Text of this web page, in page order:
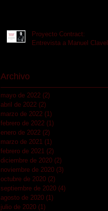
Proyecto Contract:
Entrevista a Manuel Clavel
Archivo
mayo de 2022 (2)
abril de 2022 (2)
marzo de 2022 (1)
febrero de 2022 (1)
enero de 2022 (2)
marzo de 2021 (1)
febrero de 2021 (2)
diciembre de 2020 (2)
noviembre de 2020 (3)
octubre de 2020 (2)
septiembre de 2020 (4)
agosto de 2020 (1)
julio de 2020 (1)